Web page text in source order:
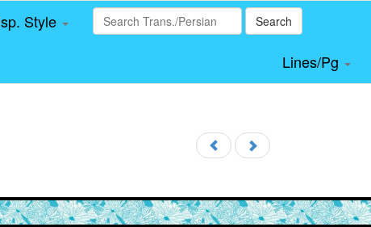
Style Search
Lines/Pg